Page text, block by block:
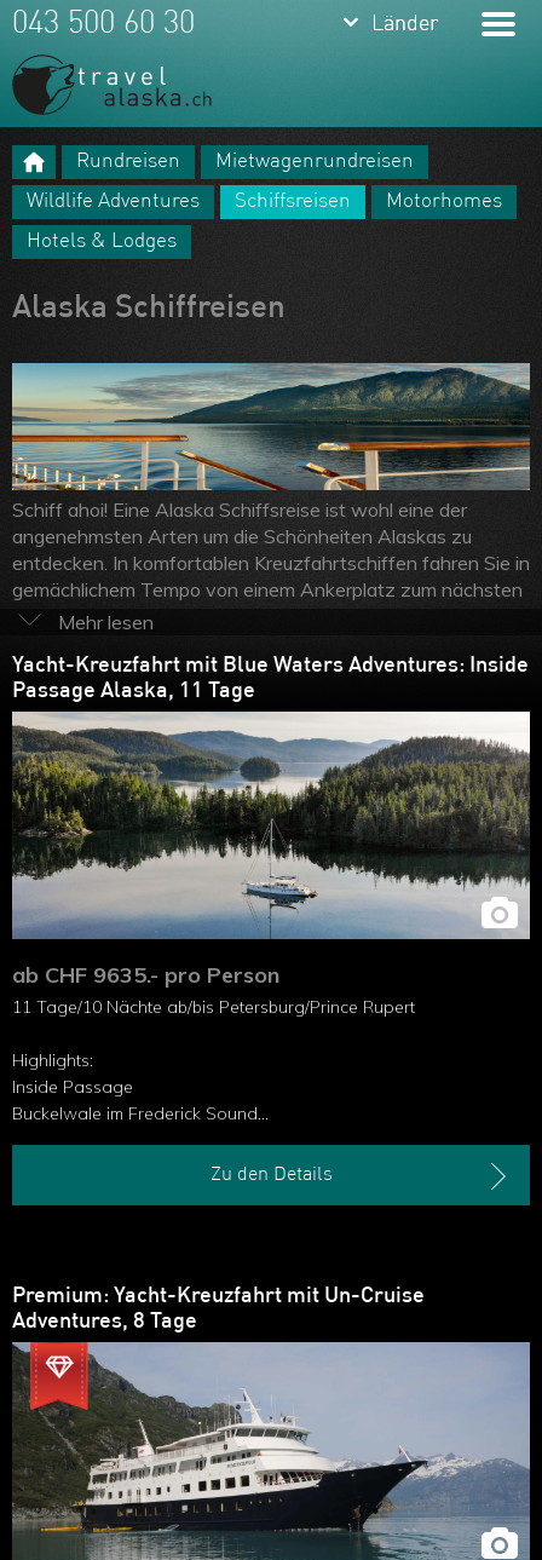
Meine Favoriten
Team
Feedbacks
Kontakt
ARVB
keyboard_arrow_down Länder
USA
Hawaii
keyboard_arrow_down Länder
043 500 60 30
Rundreisen
Mietwagenrundreisen
Wildlife Adventures
Schiffsreisen
Motorhomes
Hotels & Lodges
Alaska Schiffreisen
Schiff ahoi! Eine Alaska Schiffsreise ist wohl eine der
angenehmsten Arten um die Schönheiten Alaskas zu
entdecken. In komfortablen Kreuzfahrtschiffen fahren Sie in
gemächlichem Tempo von einem Ankerplatz zum nächsten
und profitieren schon an Bord von einem reichhaltigen
kulinarischen Angebot. Checken Sie ein in komfortablen
Kojen und geniessen Sie die Annehmlichkeiten einer perfekt
organisierten Schiffsreise durch Alaska. Selbstverständlich
haben Sie regelmässig die Möglichkeit von Bord zu gehen
und die Sehenswürdigkeiten an Land zu bestaunen und in
einem gemütlichen Kaffee einzukehren. Und wann dürfen
wir Sie an Bord eines Alaska Kreuzfahrtschiffes begrüssen?
Yacht-Kreuzfahrt mit Blue Waters Adventures: Inside
Passage Alaska, 11 Tage
ab CHF 9635.- pro Person
11 Tage/10 Nächte ab/bis Petersburg/Prince Rupert
Highlights:
Inside Passage
Buckelwale im Frederick Sound
Braunbären auf Admirality Island
Zu den Details
Premium: Yacht-Kreuzfahrt mit Un-Cruise
Adventures, 8 Tage